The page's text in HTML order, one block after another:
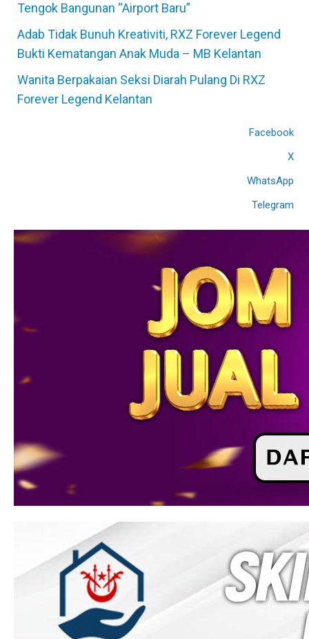
Tengok Bangunan “Airport Baru”
Adab Tidak Bunuh Kreativiti, RXZ Forever Legend
Bukti Kematangan Anak Muda – MB Kelantan
Wanita Berpakaian Seksi Diarah Pulang Di RXZ
Forever Legend Kelantan
Facebook
X
WhatsApp
Telegram